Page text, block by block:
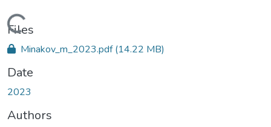
Loading...
Files
Minakov_m_2023.pdf(14.22 MB)
Date
2023
Authors